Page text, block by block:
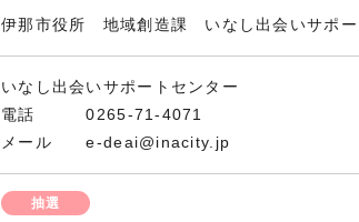
伊那市役所 地域創造課 いなし出会いサポー
いなし出会いサポートセンター
電話 0265-71-4071
メール e-deai@inacity.jp
抽選